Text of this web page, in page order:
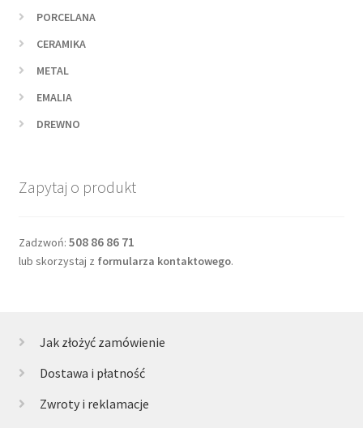
PORCELANA
CERAMIKA
METAL
EMALIA
DREWNO
Zapytaj o produkt
Zadzwoń: 508 86 86 71
lub skorzystaj z formularza kontaktowego.
Jak złożyć zamówienie
Dostawa i płatność
Zwroty i reklamacje